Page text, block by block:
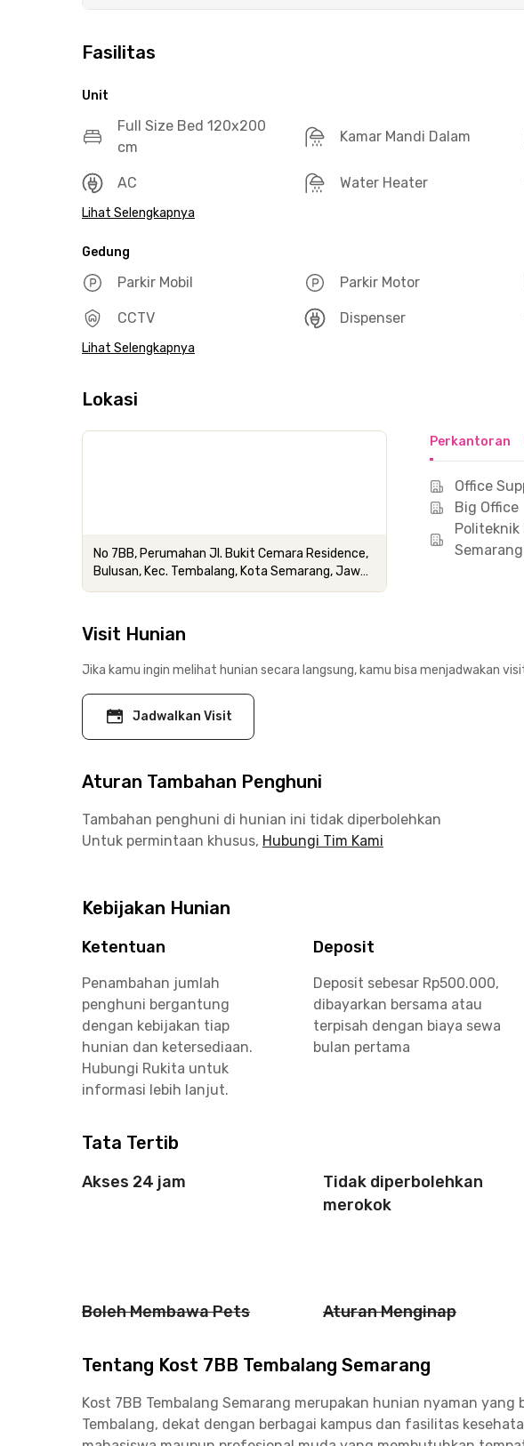
Fasilitas
Unit
Full Size Bed 120x200
cm
Kamar Mandi Dalam
AC Water Heater
Lihat Selengkapnya
Gedung
Parkir Mobil Parkir Motor
CCTV Dispenser
Lihat Selengkapnya
Lokasi
No 7BB, Perumahan Jl. Bukit Cemara Residence,
Bulusan, Kec. Tembalang, Kota Semarang, Jawa
Tengah
Perkantoran
Office
Big Office
Politeknik
Semarang
Visit Hunian
Jika kamu ingin melihat hunian secara langsung, kamu bisa menjadwakan
Jadwalkan Visit
Aturan Tambahan Penghuni
Tambahan penghuni di hunian ini tidak diperbolehkan
Untuk permintaan khusus, Hubungi Tim Kami
Kebijakan Hunian
Ketentuan
Penambahan jumlah
penghuni bergantung
dengan kebijakan tiap
hunian dan ketersediaan.
Hubungi Rukita untuk
informasi lebih lanjut.
Deposit
Deposit sebesar Rp500.000,
dibayarkan bersama atau
terpisah dengan biaya sewa
bulan pertama
Tata Tertib
Akses 24 jam
Tidak diperbolehkan
merokok
Boleh Membawa Pets Aturan Menginap
Tentang Kost 7BB Tembalang Semarang
Kost 7BB Tembalang Semarang merupakan hunian nyaman
Tembalang, dekat dengan berbagai kampus dan fasilitas